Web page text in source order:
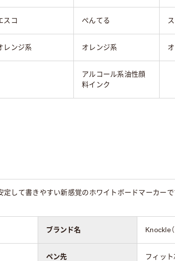
スコ ぺんてる
レンジ系 オレンジ系
アルコール系油性顔
料インク
して書きやすい新感覚のホワイトボードマーカー
ブランド名 Knockle
ペン先 フィット